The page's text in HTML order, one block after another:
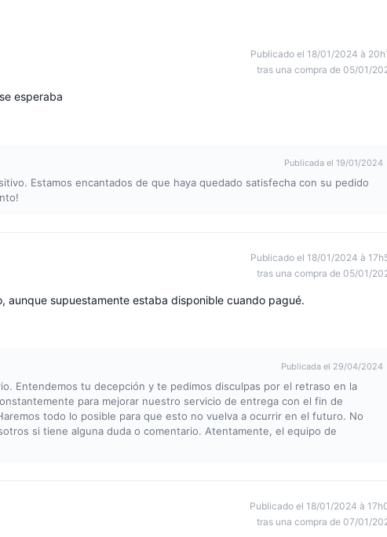
Publicado el 18/01/2024 à
tras una compra de 05/01/
esperaba
Publicada el 19/01/2024
Estamos encantados de que haya quedado satisfecha con su pedido
Publicado el 18/01/2024 à
tras una compra de 05/01/
aunque supuestamente estaba disponible cuando pagué.
Publicada el 29/04/2024
Entendemos tu decepción y te pedimos disculpas por el retraso en la
para mejorar nuestro servicio de entrega con el fin de
todo lo posible para que esto no vuelva a ocurrir en el futuro. No
si tiene alguna duda o comentario. Atentamente, el equipo de
Publicado el 18/01/2024 à
tras una compra de 07/01/